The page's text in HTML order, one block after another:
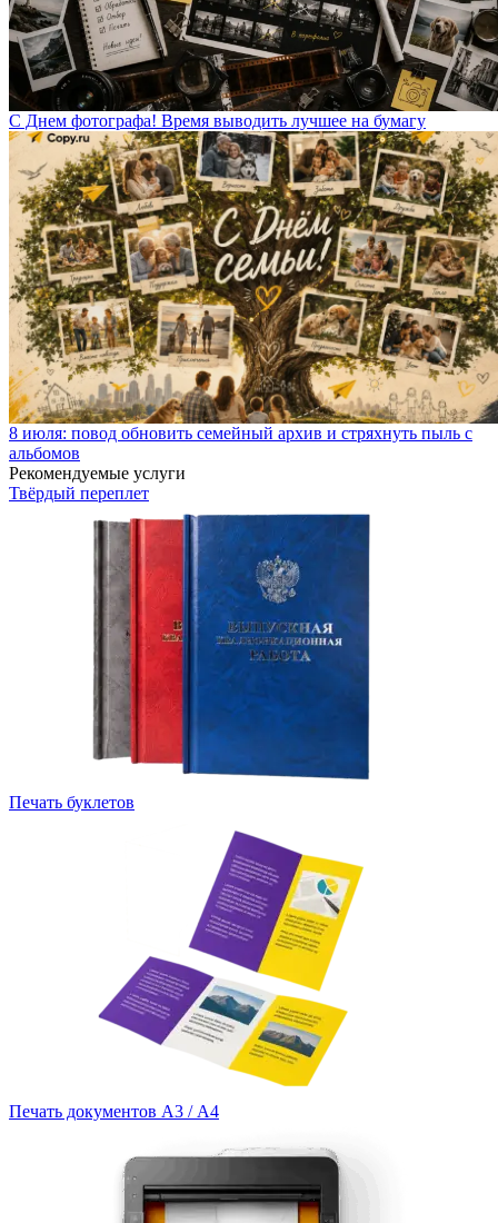
С Днем фотографа! Время выводить лучшее на бумагу
8 июля: повод обновить семейный архив и стряхнуть пыль с
альбомов
Рекомендуемые услуги
Твёрдый переплет
Печать буклетов
Печать документов А3 / А4